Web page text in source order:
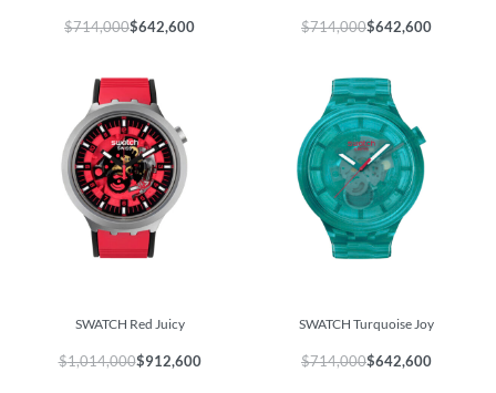
$714,000$642,600 $714,000$642,600
SWATCH Red Juicy
$1,014,000$912,600
SWATCH Turquoise Joy
$714,000$642,600